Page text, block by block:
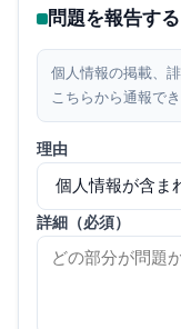
問題を報告する
個人情報の掲載、
こちらから通報でき
理由
詳細（必須）